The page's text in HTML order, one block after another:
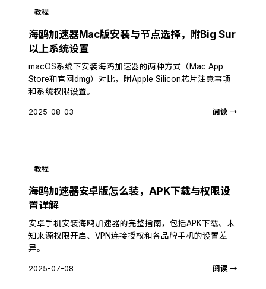
教程
海鸥加速器Mac版安装与节点选择，附Big Sur
以上系统设置
macOS系统下安装海鸥加速器的两种方式（Mac App
Store和官网dmg）对比，附Apple Silicon芯片注意事项
和系统权限设置。
2025-08-03 阅读 →
教程
海鸥加速器安卓版怎么装，APK下载与权限设
置详解
安卓手机安装海鸥加速器的完整指南，包括APK下载、未
知来源权限开启、VPN连接授权和各品牌手机的设置差
异。
2025-07-08 阅读 →